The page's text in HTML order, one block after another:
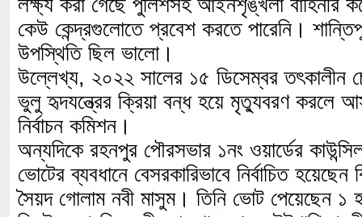
লক্ষ্য করা গেছে পুলিশসহ আইনশৃঙ্খলা বাহিনীর
কেউ কেন্দ্রগুলোতে প্রবেশ করতে পারেনি।
উপস্থিতি ছিল ভালো।
উল্লেখ্য, ২০২২ সালের ১৫ ডিসেম্বর তৎকালীন
ভুলু হৃদযন্ত্রের ক্রিয়া বন্ধ হয়ে মৃত্যুবরণ করলে
নির্বাচন কমিশন।
অন্যদিকে রহনপুর পৌরসভার ১নং ওয়ার্ডের
ভোটের ব্যবধানে বেসরকারিভাবে নির্বাচিত হয়েছেন
সৈয়দ গোলাম নবী মাসুম। তিনি ভোট পেয়েছেন ১